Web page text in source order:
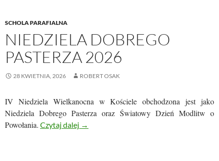
SCHOLA PARAFIALNA
NIEDZIELA DOBREGO
PASTERZA 2026
28 KWIETNIA, 2026 ROBERT OSAK
IV Niedziela Wielkanocna w Kościele obchodzona jest jako
Niedziela Dobrego Pasterza oraz Światowy Dzień Modlitw o
Powołania. Czytaj dalej NIEDZIELA DOBREGO PASTERZA 2026
→